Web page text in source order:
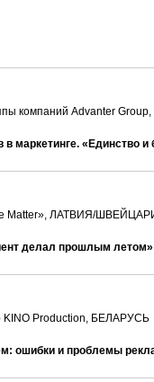
компаний Advanter
в маркетинге. «Единство
Matter», ЛАТВИЯ/
делал прошлым летом»
KINO Production, БЕЛАРУСЬ
ошибки и проблемы